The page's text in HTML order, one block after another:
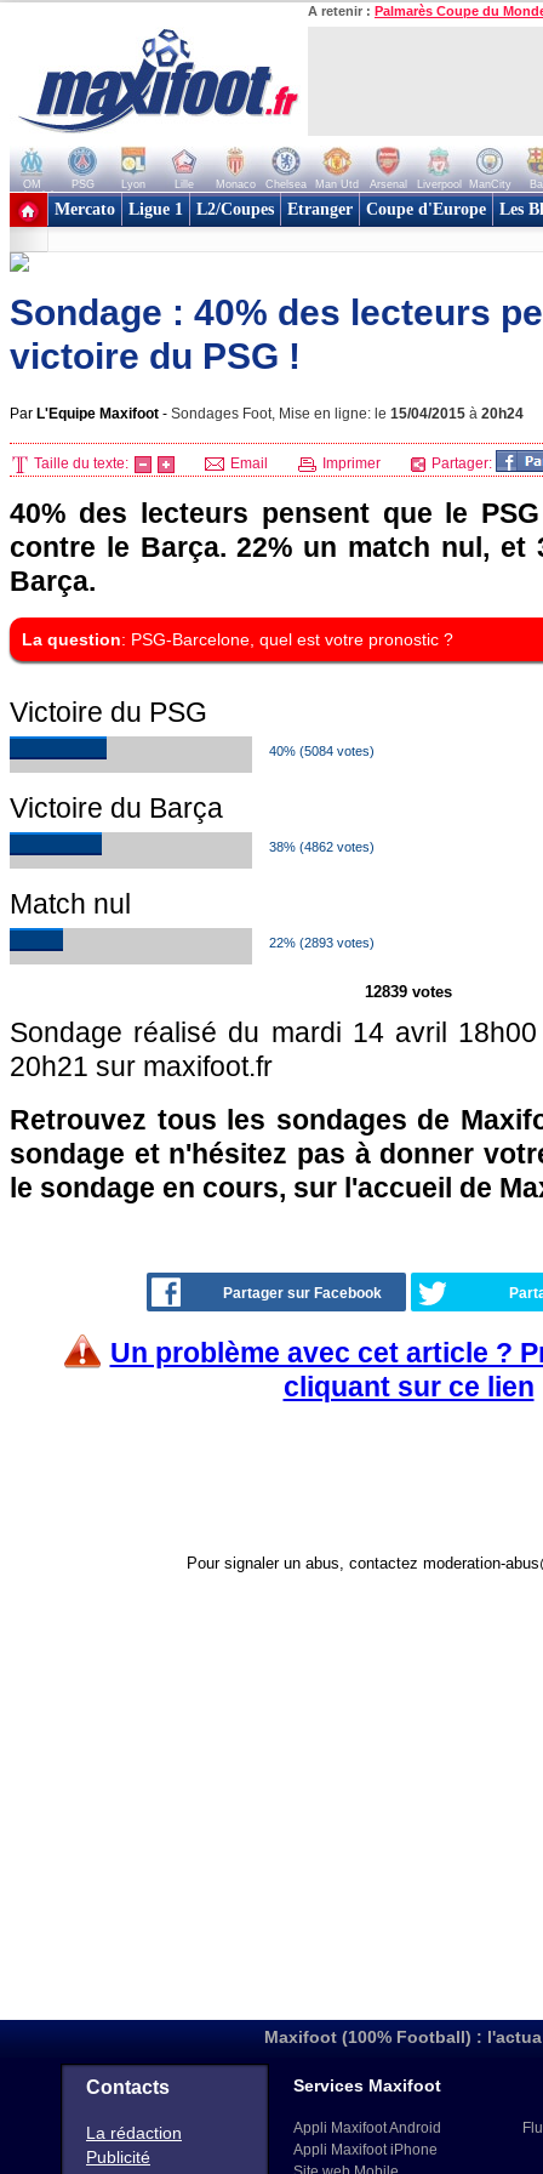
A retenir : Palmarès Coupe du
OM PSG Lyon Lille Monaco Chelsea Man Utd Arsenal Liverpool ManCity
+ de clubs
Mercato Ligue 1 L2/Coupes Etranger Coupe d'Europe Les
Sondage : 40% des lecteurs
victoire du PSG !
Par L'Equipe Maxifoot - Sondages Foot, Mise en ligne: le 15/04/2015 à 20h24
Taille du texte: Email Imprimer Partager:
40% des lecteurs pensent que le
contre le Barça. 22% un match nul, et
Barça.
La question: PSG-Barcelone, quel est votre pronostic ?
Victoire du PSG
40% (5084 votes)
Victoire du Barça
38% (4862 votes)
Match nul
22% (2893 votes)
12839 votes
Sondage réalisé du mardi 14 avril
20h21 sur maxifoot.fr
Retrouvez tous les sondages de
sondage et n'hésitez pas à donner
le sondage en cours, sur l'accueil de
Partager sur Facebook
Un problème avec cet article ?
cliquant sur ce lien
Pour signaler un abus, contactez moderation-
Maxifoot (100% Football) :
Contacts
La rédaction
Publicité
Services Maxifoot
Appli Maxifoot Android
Appli Maxifoot iPhone